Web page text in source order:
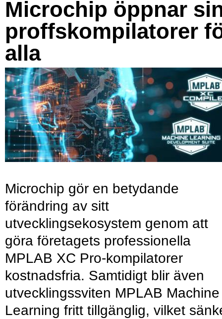
Microchip öppnar
proffskompilatorer
alla
Microchip gör en betydande
förändring av sitt
utvecklingsekosystem genom att
göra företagets professionella
MPLAB XC Pro-kompilatorer
kostnadsfria. Samtidigt blir även
utvecklingssviten MPLAB Machine
Learning fritt tillgänglig, vilket